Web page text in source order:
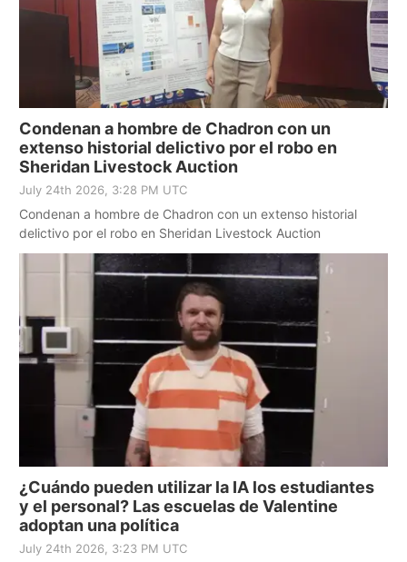
Condenan a hombre de Chadron con un
extenso historial delictivo por el robo en
Sheridan Livestock Auction
July 24th 2026, 3:28 PM UTC
Condenan a hombre de Chadron con un extenso historial
delictivo por el robo en Sheridan Livestock Auction
¿Cuándo pueden utilizar la IA los estudiantes
y el personal? Las escuelas de Valentine
adoptan una política
July 24th 2026, 3:23 PM UTC